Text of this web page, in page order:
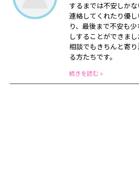
するまでは不安しか
連絡してくれたり優
り、最後まで不安も
しすることができま
相談でもきちんと寄
る方たちです。
続きを読む »